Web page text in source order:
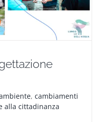
,cambiamenti
alla cittadinanza